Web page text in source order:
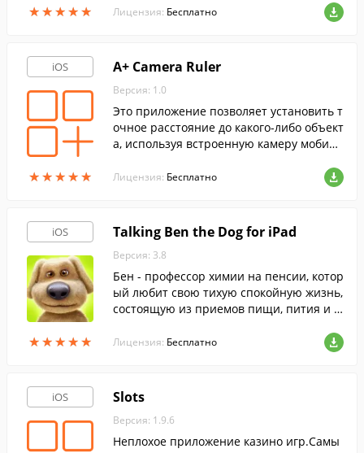
★★★★★
★★★★★ Лицензия: Бесплатно
iOS
★★★★★
★★★★★
A+ Camera Ruler
Версия: 1.0
Это приложение позволяет установить т
очное расстояние до какого-либо объект
а, используя встроенную камеру мобиль
Лицензия: Бесплатно
iOS
★★★★★
★★★★★
Talking Ben the Dog for iPad
Версия: 3.8
Бен - профессор химии на пенсии, котор
ый любит свою тихую спокойную жизнь,
состоящую из приемов пищи, пития и ч
Лицензия: Бесплатно
iOS Slots
Версия: 1.9.6
Неплохое приложение казино игр.Самы